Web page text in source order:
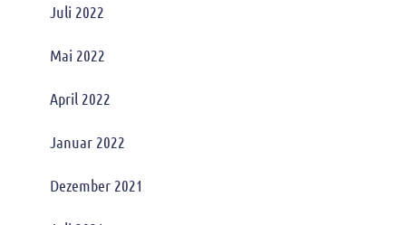
Juli 2022
Mai 2022
April 2022
Januar 2022
Dezember 2021